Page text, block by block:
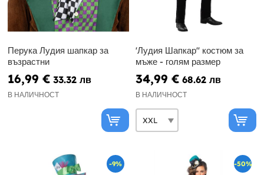
Перука Лудия шапкар за
възрастни
16,99 € 33.32 лв
В НАЛИЧНОСТ
'Лудия Шапкар'' костюм за
мъже - голям размер
34,99 € 68.62 лв
В НАЛИЧНОСТ
-9% -50%